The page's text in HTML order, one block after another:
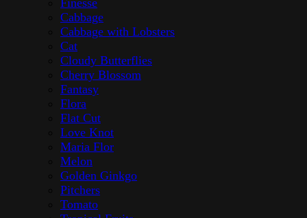
Finesse
Cabbage
Cabbage with Lobsters
Cat
Cloudy Butterflies
Cherry Blossom
Fantasy
Flora
Flat Cut
Love Knot
Maria Flor
Melon
Golden Ginkgo
Pitchers
Tomato